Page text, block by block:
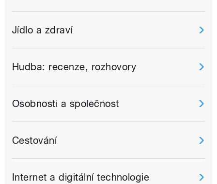
Jídlo a zdraví
Hudba: recenze, rozhovory
Osobnosti a společnost
Cestování
Internet a digitální technologie